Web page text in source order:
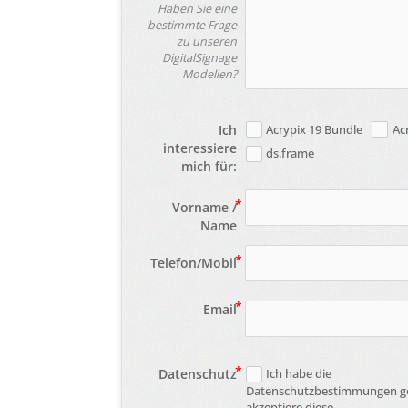
Haben Sie eine
bestimmte Frage
zu unseren
DigitalSignage
Modellen?
Ich
interessiere
mich für:
Acrypix 19 Bundle
ds.frame
Vorname /
Name
Telefon/Mobil
Email
Datenschutz
Ich habe die
Datenschutzbestimmungen